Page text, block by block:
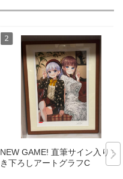
NEW GAME! 直筆サイン入り 描
き下ろしアートグラフC